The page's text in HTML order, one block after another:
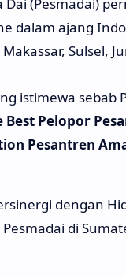
Dai (Pesmadai)
dalam ajang
Sulsel,
istimewa sebab
Best Pelopor
Pesantren
dengan
di